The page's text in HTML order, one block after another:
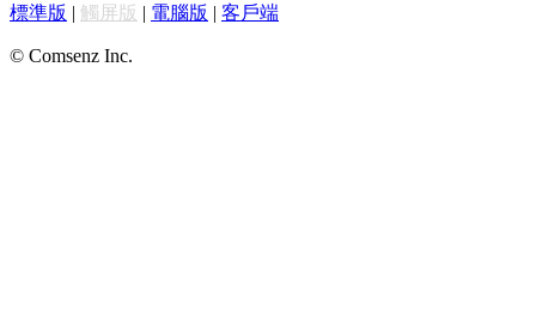
標準版 | 觸屏版 | 電腦版 | 客戶端
© Comsenz Inc.